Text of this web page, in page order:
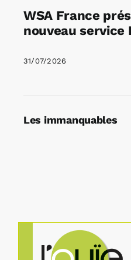
WSA France
nouveau service
31/07/2026
Les immanquables